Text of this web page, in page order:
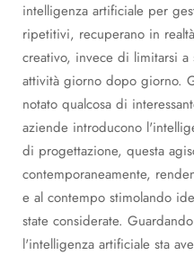
intelligenza artificiale per
ripetitivi, recuperano in
creativo, invece di limitarsi a
attività giorno dopo giorno.
notato qualcosa di
aziende introducono
di progettazione, questa
contemporaneamente,
e al contempo stimolando
state considerate.
l'intelligenza artificiale sta